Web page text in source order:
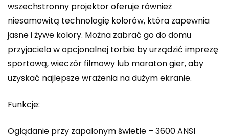
wszechstronny projektor oferuje również
niesamowitą technologię kolorów, która zapewnia
jasne i żywe kolory. Można zabrać go do domu
przyjaciela w opcjonalnej torbie by urządzić imprezę
sportową, wieczór filmowy lub maraton gier, aby
uzyskać najlepsze wrażenia na dużym ekranie.
Funkcje:
Oglądanie przy zapalonym świetle – 3600 ANSI